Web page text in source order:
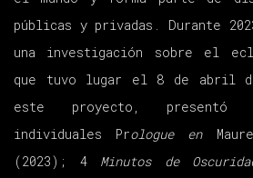
públicas y privadas. Durante
una investigación sobre el
que tuvo lugar el 8 de abril
este proyecto, presentó
individuales Prologue en
(2023); 4 Minutos de